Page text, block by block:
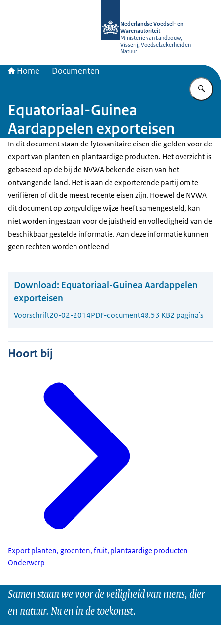
Nederlandse Voedsel- en
Warenautoriteit
Ministerie van Landbouw,
Visserij, Voedselzekerheid en
Natuur
Home Documenten
Equatoriaal-Guinea
Aardappelen exporteisen
In dit document staan de fytosanitaire eisen die gelden voor de
export van planten en plantaardige producten. Het overzicht is
gebaseerd op de bij de NVWA bekende eisen van het
ontvangende land. Het is aan de exporterende partij om te
verifiëren of dit de meest recente eisen zijn. Hoewel de NVWA
dit document op zorgvuldige wijze heeft samengesteld, kan
niet worden ingestaan voor de juistheid en volledigheid van de
beschikbaar gestelde informatie. Aan deze informatie kunnen
geen rechten worden ontleend.
Download: Equatoriaal-Guinea Aardappelen
exporteisen
Voorschrift20-02-2014PDF-document48.53 KB2 pagina's
Hoort bij
Export planten, groenten, fruit, plantaardige producten
Onderwerp
Samen staan we voor de veiligheid van mens, dier
en natuur. Nu en in de toekomst.